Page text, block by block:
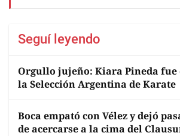
Seguí leyendo
Orgullo jujeño: Kiara Pineda fue
la Selección Argentina de Karate
Boca empató con Vélez y dejó
de acercarse a la cima del